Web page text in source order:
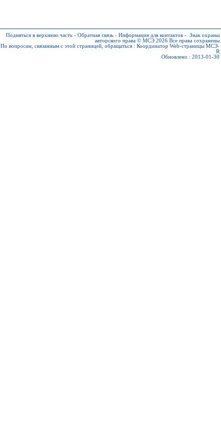
Подняться в верхнюю часть - Обратная связь - Информация для контактов - Знак охраны
авторского права © МСЭ 2026 Все права сохранены
По вопросам, связанным с этой страницей, обращаться : Координатор Web-страницы МСЭ-
R
Обновлено : 2013-01-30